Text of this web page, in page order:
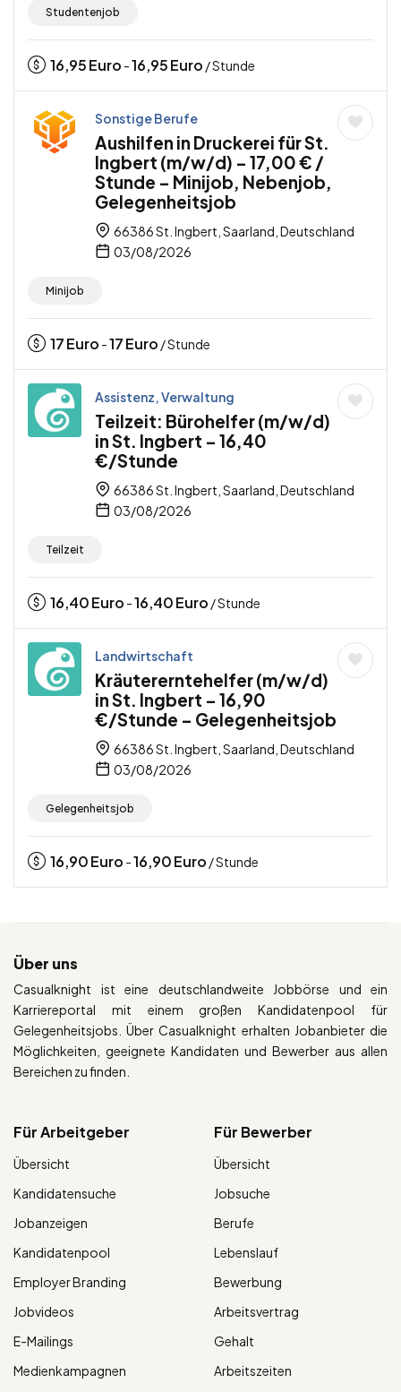
Studentenjob
16,95Euro -16,95Euro / Stunde
Sonstige Berufe
Aushilfen in Druckerei für St.
Ingbert (m/w/d) – 17,00 € /
Stunde – Minijob, Nebenjob,
Gelegenheitsjob
66386 St. Ingbert, Saarland, Deutschland
03/08/2026
Minijob
17Euro -17Euro / Stunde
Assistenz, Verwaltung
Teilzeit: Bürohelfer (m/w/d)
in St. Ingbert – 16,40
€/Stunde
66386 St. Ingbert, Saarland, Deutschland
03/08/2026
Teilzeit
16,40Euro -16,40Euro / Stunde
Landwirtschaft
Kräutererntehelfer (m/w/d)
in St. Ingbert – 16,90
€/Stunde – Gelegenheitsjob
66386 St. Ingbert, Saarland, Deutschland
03/08/2026
Gelegenheitsjob
16,90Euro -16,90Euro / Stunde
Über uns
Casualknight ist eine deutschlandweite Jobbörse und ein
Karriereportal mit einem großen Kandidatenpool für
Gelegenheitsjobs. Über Casualknight erhalten Jobanbieter die
Möglichkeiten, geeignete Kandidaten und Bewerber aus allen
Bereichen zu finden.
Für Arbeitgeber
Übersicht
Kandidatensuche
Jobanzeigen
Kandidatenpool
Employer Branding
Jobvideos
E-Mailings
Medienkampagnen
Für Bewerber
Übersicht
Jobsuche
Berufe
Lebenslauf
Bewerbung
Arbeitsvertrag
Gehalt
Arbeitszeiten